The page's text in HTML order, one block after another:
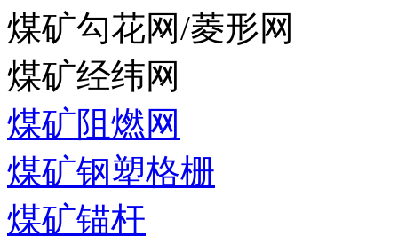
煤矿勾花网/菱形网
煤矿经纬网
煤矿阻燃网
煤矿钢塑格栅
煤矿锚杆